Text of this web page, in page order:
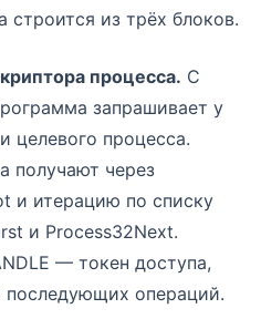
строится из трёх блоков.
процесса. С
запрашивает у
целевого процесса.
получают через
и итерацию по списку
и Process32Next.
— токен доступа,
последующих операций.